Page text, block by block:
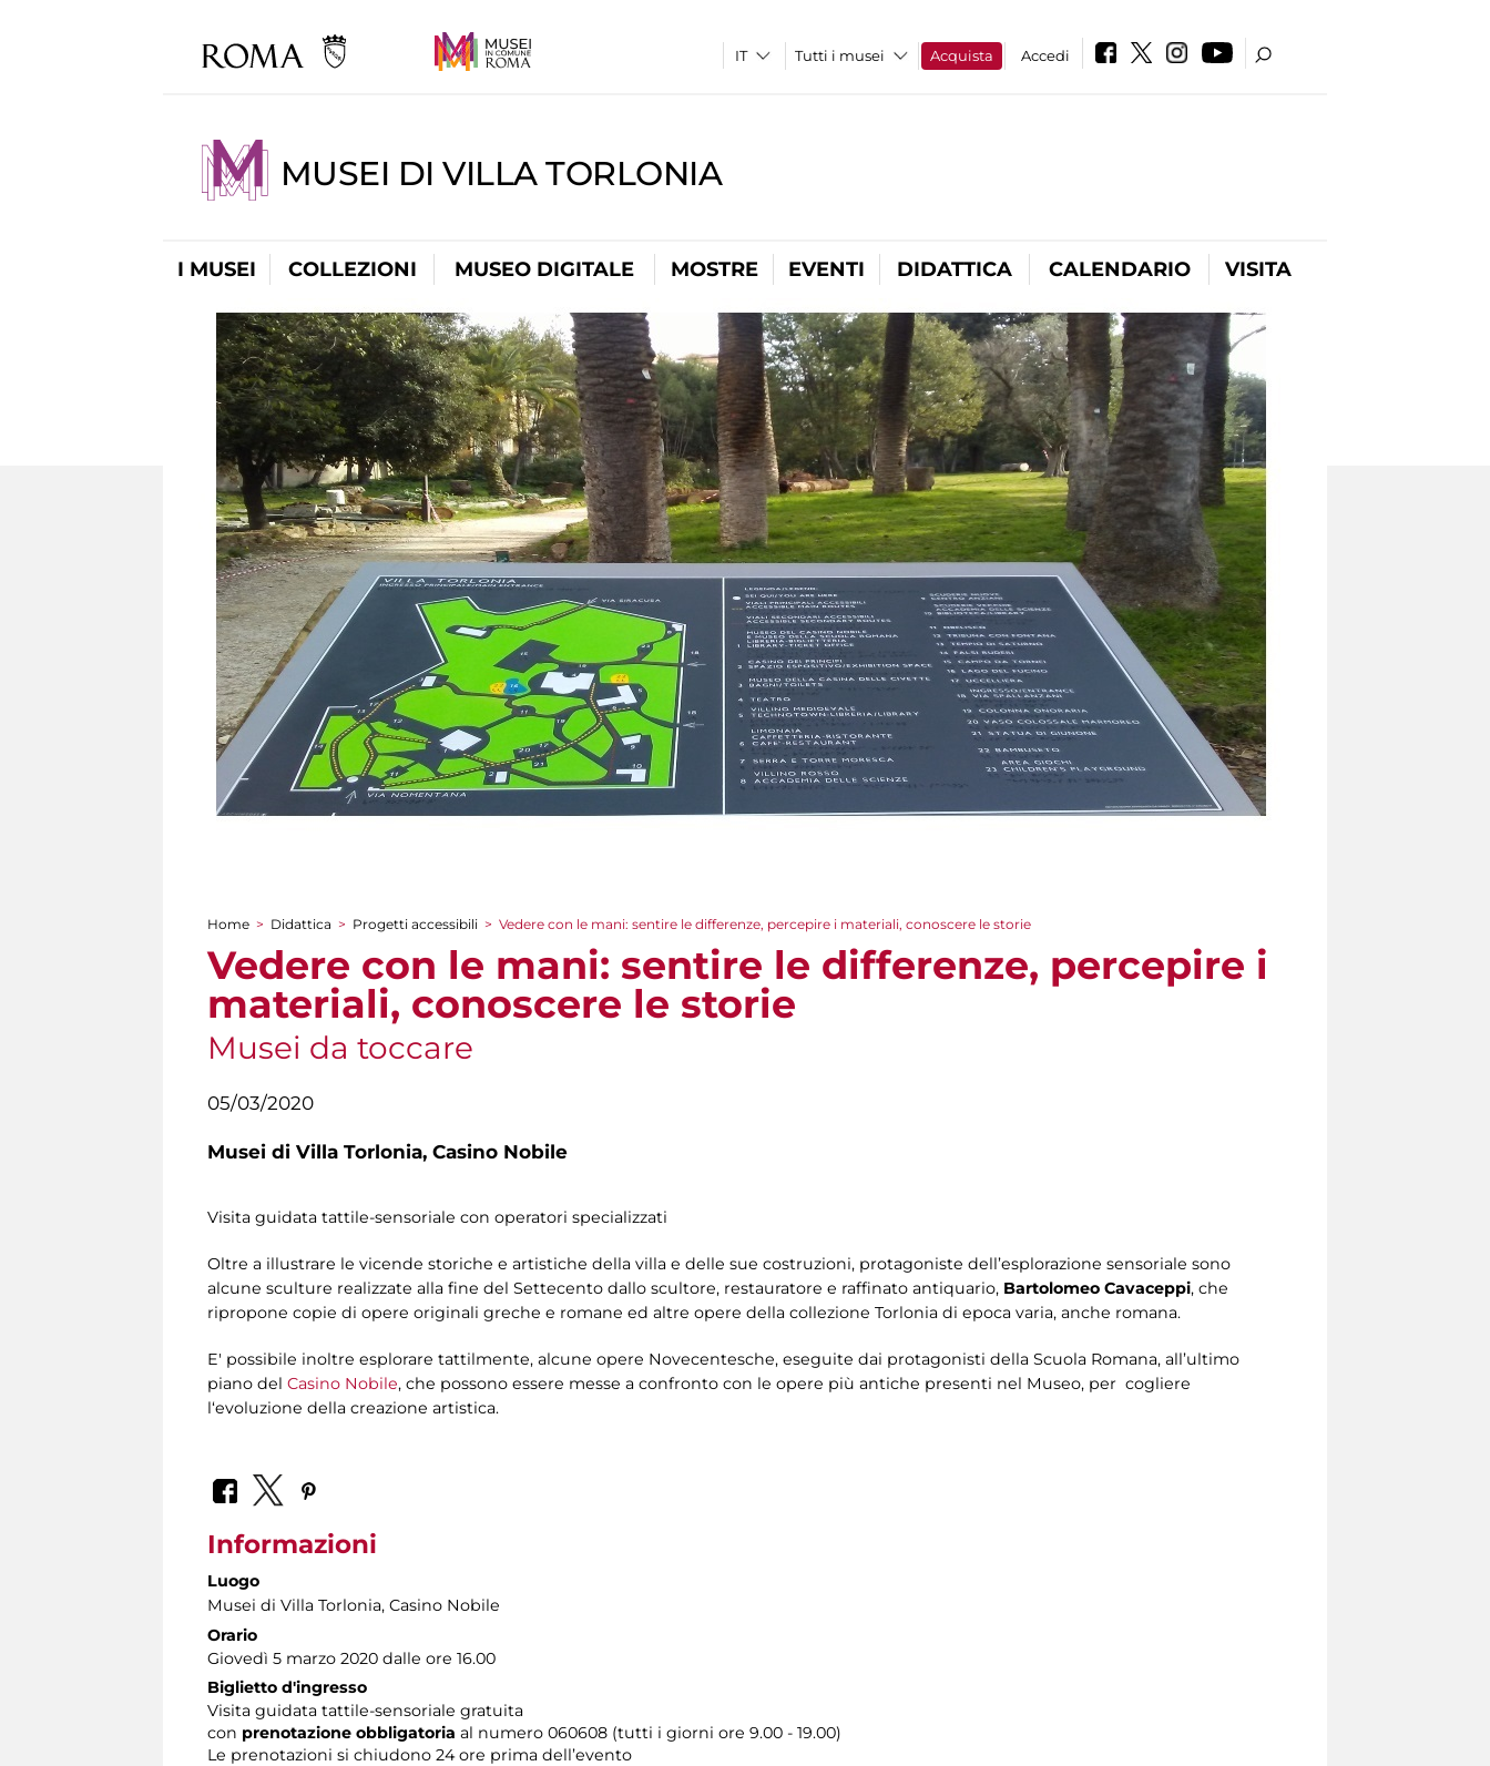
Tutti i musei Acquista Accedi
MUSEI DI VILLA TORLONIA
I MUSEI COLLEZIONI MUSEO DIGITALE MOSTRE EVENTI DIDATTICA CALENDARIO VISITA
Tu sei qui
Home > Didattica > Progetti accessibili > Vedere con le mani: sentire le differenze, percepire i materiali, conoscere le storie
Vedere con le mani: sentire le differenze, percepire i
materiali, conoscere le storie
Musei da toccare
05/03/2020
Musei di Villa Torlonia, Casino Nobile
Visita guidata tattile-sensoriale con operatori specializzati
Oltre a illustrare le vicende storiche e artistiche della villa e delle sue costruzioni, protagoniste dell’esplorazione sensoriale sono
alcune sculture realizzate alla fine del Settecento dallo scultore, restauratore e raffinato antiquario, Bartolomeo Cavaceppi, che
ripropone copie di opere originali greche e romane ed altre opere della collezione Torlonia di epoca varia, anche romana.
E' possibile inoltre esplorare tattilmente, alcune opere Novecentesche, eseguite dai protagonisti della Scuola Romana, all’ultimo
piano del Casino Nobile, che possono essere messe a confronto con le opere più antiche presenti nel Museo, per cogliere
l‘evoluzione della creazione artistica.
Informazioni
Luogo
Musei di Villa Torlonia, Casino Nobile
Orario
Giovedì 5 marzo 2020 dalle ore 16.00
Biglietto d'ingresso
Visita guidata tattile-sensoriale gratuita
con prenotazione obbligatoria al numero 060608 (tutti i giorni ore 9.00 - 19.00)
Le prenotazioni si chiudono 24 ore prima dell’evento